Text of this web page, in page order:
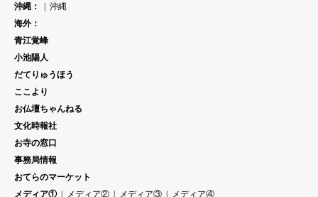
沖縄：
沖縄
海外：
青江覚峰
小池陽人
だてりゅうほう
ここより
お仏壇ちゃんねる
文化時報社
お寺の窓口
事務局情報
おてらのマーケット
メディア①
メディア② メディア③ メディア④